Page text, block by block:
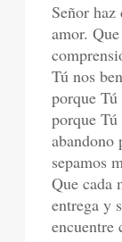
Señor
amor.
Tú nos
porque
porque Tú
abandono
sepamos
Que cada
entrega y
encuentre